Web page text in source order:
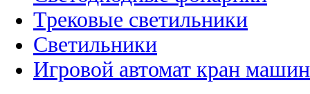
Трековые светильники
Светильники
Игровой автомат кран